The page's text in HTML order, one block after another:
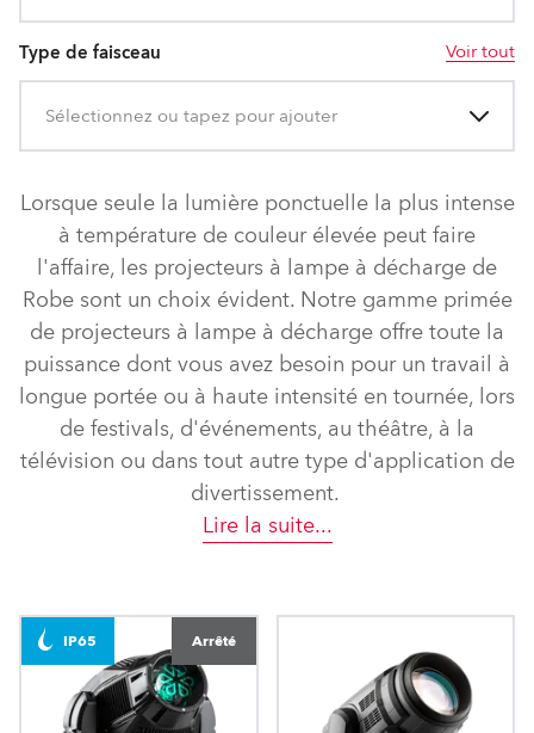
Type de faisceau
Sélectionnez ou tapez pour ajouter
Voir tout
Lorsque seule la lumière ponctuelle la plus intense
à température de couleur élevée peut faire
l'affaire, les projecteurs à lampe à décharge de
Robe sont un choix évident. Notre gamme primée
de projecteurs à lampe à décharge offre toute la
puissance dont vous avez besoin pour un travail à
longue portée ou à haute intensité en tournée, lors
de festivals, d'événements, au théâtre, à la
télévision ou dans tout autre type d'application de
divertissement.
Lire la suite...
IP65 Arrêté